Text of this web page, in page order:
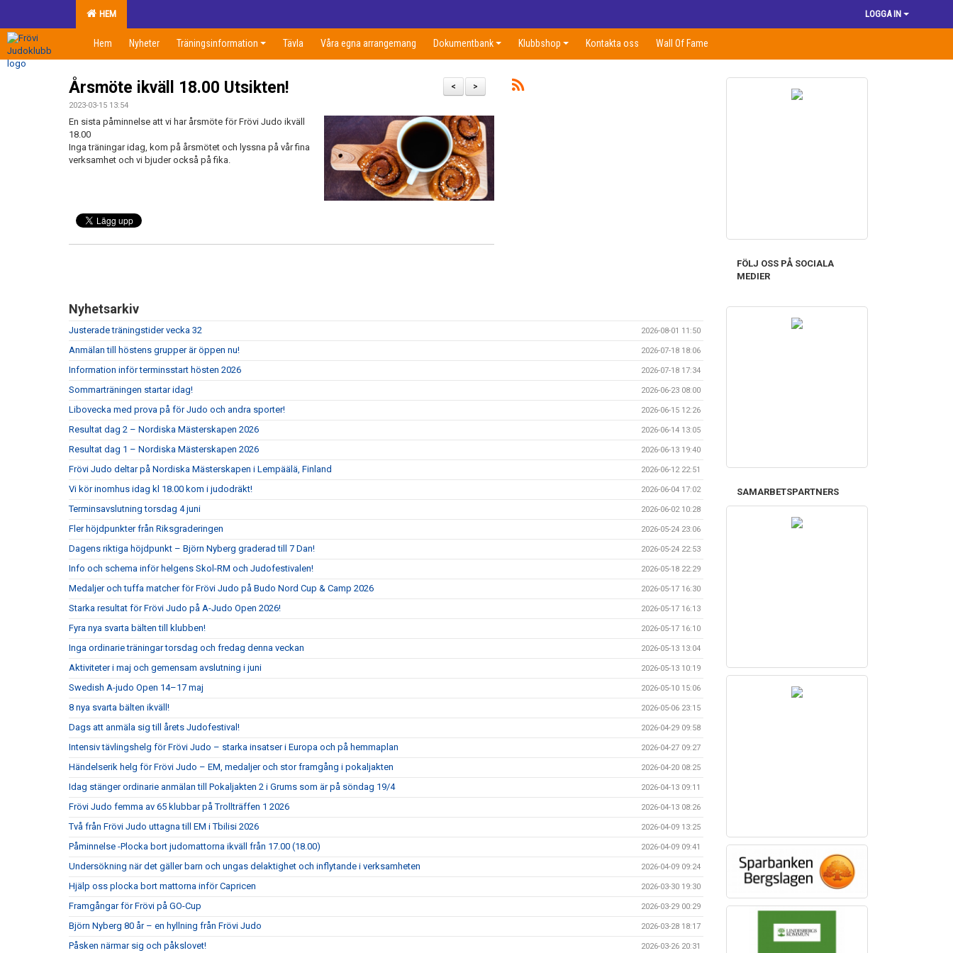
HEM LOGGA IN
Hem Nyheter Träningsinformation Tävla Våra egna arrangemang Dokumentbank Klubbshop Kontakta oss Wall Of Fame
>
<
Årsmöte ikväll 18.00 Utsikten!
2023-03-15 13:54
En sista påminnelse att vi har årsmöte för Frövi Judo ikväll
18.00
Inga träningar idag, kom på årsmötet och lyssna på vår fina
verksamhet och vi bjuder också på fika.
Nyhetsarkiv
Justerade träningstider vecka 32 2026-08-01 11:50
Anmälan till höstens grupper är öppen nu! 2026-07-18 18:06
Information inför terminsstart hösten 2026 2026-07-18 17:34
Sommarträningen startar idag! 2026-06-23 08:00
Libovecka med prova på för Judo och andra sporter! 2026-06-15 12:26
Resultat dag 2 – Nordiska Mästerskapen 2026 2026-06-14 13:05
Resultat dag 1 – Nordiska Mästerskapen 2026 2026-06-13 19:40
Frövi Judo deltar på Nordiska Mästerskapen i Lempäälä, Finland 2026-06-12 22:51
Vi kör inomhus idag kl 18.00 kom i judodräkt! 2026-06-04 17:02
Terminsavslutning torsdag 4 juni 2026-06-02 10:28
Fler höjdpunkter från Riksgraderingen 2026-05-24 23:06
Dagens riktiga höjdpunkt – Björn Nyberg graderad till 7 Dan! 2026-05-24 22:53
Info och schema inför helgens Skol-RM och Judofestivalen! 2026-05-18 22:29
Medaljer och tuffa matcher för Frövi Judo på Budo Nord Cup & Camp 2026 2026-05-17 16:30
Starka resultat för Frövi Judo på A-Judo Open 2026! 2026-05-17 16:13
Fyra nya svarta bälten till klubben! 2026-05-17 16:10
Inga ordinarie träningar torsdag och fredag denna veckan 2026-05-13 13:04
Aktiviteter i maj och gemensam avslutning i juni 2026-05-13 10:19
Swedish A-judo Open 14–17 maj 2026-05-10 15:06
8 nya svarta bälten ikväll! 2026-05-06 23:15
Dags att anmäla sig till årets Judofestival! 2026-04-29 09:58
Intensiv tävlingshelg för Frövi Judo – starka insatser i Europa och på hemmaplan 2026-04-27 09:27
Händelserik helg för Frövi Judo – EM, medaljer och stor framgång i pokaljakten 2026-04-20 08:25
Idag stänger ordinarie anmälan till Pokaljakten 2 i Grums som är på söndag 19/4 2026-04-13 09:11
Frövi Judo femma av 65 klubbar på Trollträffen 1 2026 2026-04-13 08:26
Två från Frövi Judo uttagna till EM i Tbilisi 2026 2026-04-09 13:25
Påminnelse -Plocka bort judomattorna ikväll från 17.00 (18.00) 2026-04-09 09:41
Undersökning när det gäller barn och ungas delaktighet och inflytande i verksamheten 2026-04-09 09:24
Hjälp oss plocka bort mattorna inför Capricen 2026-03-30 19:30
Framgångar för Frövi på GO-Cup 2026-03-29 00:29
Björn Nyberg 80 år – en hyllning från Frövi Judo 2026-03-28 18:17
Påsken närmar sig och påkslovet! 2026-03-26 20:31
FÖLJ OSS PÅ SOCIALA
MEDIER
SAMARBETSPARTNERS